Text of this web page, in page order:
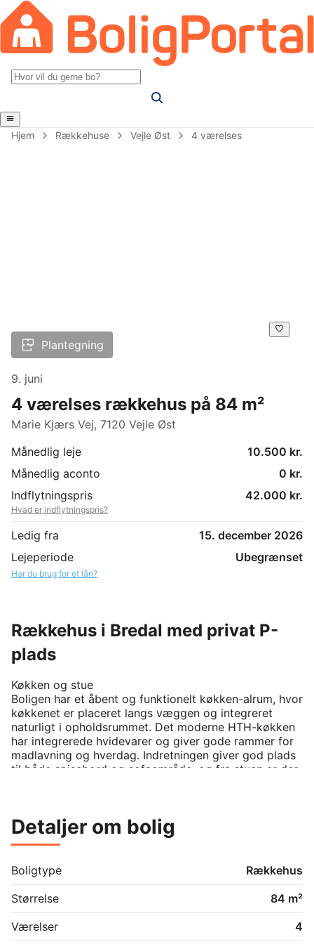
Hjem Rækkehuse Vejle Øst 4 værelses
Plantegning
9. juni
4 værelses rækkehus på 84 m²
Marie Kjærs Vej, 7120 Vejle Øst
Månedlig leje
10.500 kr.
Månedlig aconto
0 kr.
Indflytningspris
42.000 kr.
Hvad er indflytningspris?
Ledig fra
15. december 2026
Lejeperiode
Ubegrænset
Har du brug for et lån?
Rækkehus i Bredal med privat P-
plads
Køkken og stue
Boligen har et åbent og funktionelt køkken-alrum, hvor
køkkenet er placeret langs væggen og integreret
naturligt i opholdsrummet. Det moderne HTH-køkken
har integrerede hvidevarer og giver gode rammer for
madlavning og hverdag. Indretningen giver god plads
til både spisebord og sofaområde, og fra stuen er der
Boligen rummer ét soveværelse med god plads til
dobbeltseng og indbygget garderobeløsning. I boligen
børneværelse, kontor eller gæsteværelse.
Badeværelse
indeholder bruseniche, toilet og håndvask samt
Detaljer om bolig
Boligtype
Rækkehus
Størrelse
84 m²
Værelser
4